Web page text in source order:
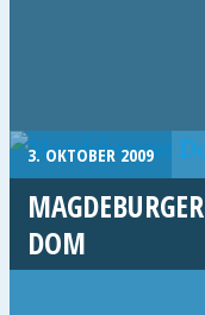
3. OKTOBER 2009
MAGDEBURGER
DOM